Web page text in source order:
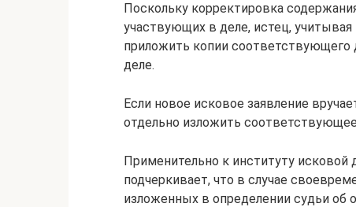
Поскольку корректировка
участвующих в деле, истец,
приложить копии соответствующего
деле.
Если новое исковое заявление
отдельно изложить
Применительно к институту
подчеркивает, что в случае
изложенных в определении судьи об